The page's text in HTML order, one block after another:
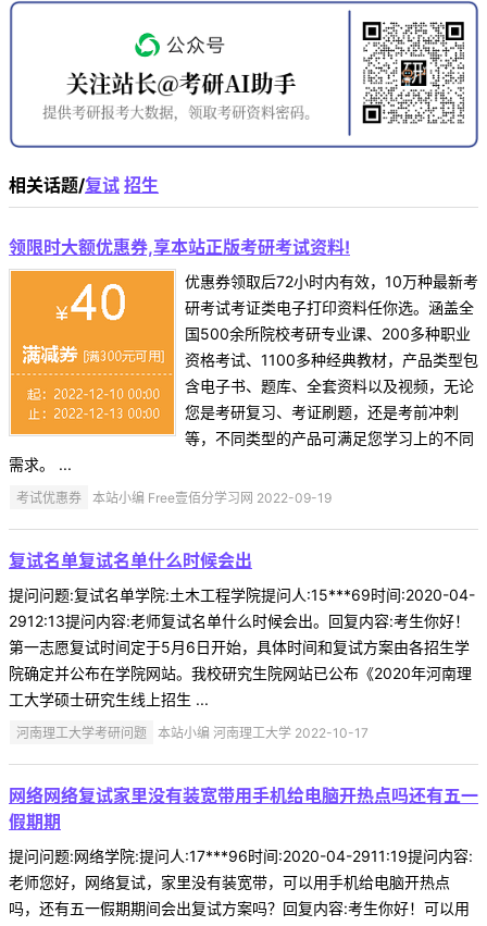
相关话题/复试 招生
领限时大额优惠券,享本站正版考研考试资料!
优惠券领取后72小时内有效，10万种最新考
研考试考证类电子打印资料任你选。涵盖全
国500余所院校考研专业课、200多种职业
资格考试、1100多种经典教材，产品类型包
含电子书、题库、全套资料以及视频，无论
您是考研复习、考证刷题，还是考前冲刺
等，不同类型的产品可满足您学习上的不同
需求。 ...
考试优惠券 本站小编 Free壹佰分学习网 2022-09-19
复试名单复试名单什么时候会出
提问问题:复试名单学院:土木工程学院提问人:15***69时间:2020-04-
2912:13提问内容:老师复试名单什么时候会出。回复内容:考生你好！
第一志愿复试时间定于5月6日开始，具体时间和复试方案由各招生学
院确定并公布在学院网站。我校研究生院网站已公布《2020年河南理
工大学硕士研究生线上招生 ...
河南理工大学考研问题 本站小编 河南理工大学 2022-10-17
网络网络复试家里没有装宽带用手机给电脑开热点吗还有五一
假期期
提问问题:网络学院:提问人:17***96时间:2020-04-2911:19提问内容:
老师您好，网络复试，家里没有装宽带，可以用手机给电脑开热点
吗，还有五一假期期间会出复试方案吗？回复内容:考生你好！可以用